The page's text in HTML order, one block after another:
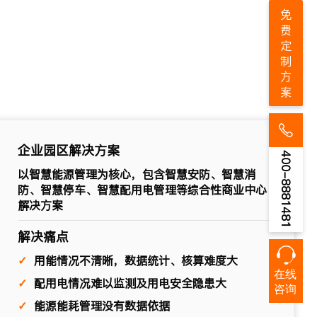
免费定制方案
400-8881481
在线
咨询
企业园区解决方案
以智慧能源管理为核心，包含智慧安防、智慧消
防、智慧停车、智慧配用电管理等综合性商业中心
解决方案
解决痛点
✓ 用能情况不清晰，数据统计、核算难度大
✓ 配用电情况难以监测及用电安全隐患大
✓ 能源能耗管理没有数据依据